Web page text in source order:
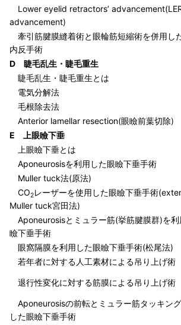
Lower eyelid retractors’ advancement(
advancement)
牽引筋腱膜縫着術と眼輪筋短縮術を併用し
内反手術
D 睫毛乱生・睫毛重生
睫毛乱生・睫毛重生とは
電気分解法
毛根除去法
Anterior lamellar resection(眼瞼前葉切除)
E 上眼瞼下垂
上眼瞼下垂とは
Aponeurosisを利用した眼瞼下垂手術
Muller tuck法(原法)
CO2レーザーを使用した眼瞼下垂手術
Muller tuck宮田法)
Aponeurosisとミュラー筋(挙筋腱膜群)を利
瞼下垂手術
眼窩隔膜を利用した眼瞼下垂手術(松尾法)
若年者に対する人工素材による吊り上げ術
退行性変化に対する筋膜による吊り上げ術
Aponeurosisの前転とミュラー筋タッキン
した眼瞼下垂手術